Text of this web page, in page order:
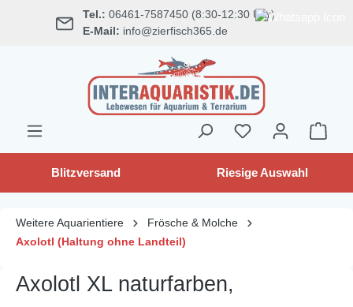
springen Tel.: 06461-7587450 (8:30-12:30 Uhr)
E-Mail: info@zierfisch365.de
Blitzversand Riesige Auswahl
Weitere Aquarientiere
Frösche & Molche
Axolotl (Haltung ohne Landteil)
Axolotl XL naturfarben,